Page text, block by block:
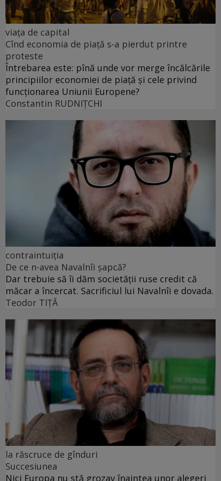
viața de capital
Cînd economia de piață s-a pierdut printre
proteste
Întrebarea este: pînă unde vor merge încălcările
principiilor economiei de piață și cele privind
funcționarea Uniunii Europene?
Constantin RUDNIŢCHI
contraintuiția
De ce n-avea Navalnîi șapcă?
Dar trebuie să îi dăm societății ruse credit că
măcar a încercat. Sacrificiul lui Navalnîi e dovada.
Teodor TIŢĂ
la răscruce de gînduri
Succesiunea
Nici Europa nu stă grozav înaintea unor alegeri